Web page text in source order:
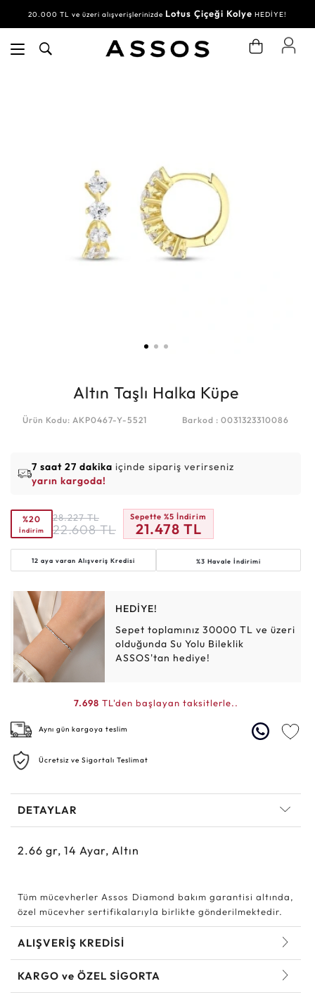
20.000 TL ve üzeri alışverişlerinizde Lotus Çiçeği Kolye HEDİYE!
Altın Taşlı Halka Küpe
Ürün Kodu: AKP0467-Y-5521 Barkod : 0031323310086
7 saat 27 dakika içinde sipariş verirseniz
yarın kargoda!
%20
İndirim
28.227 TL
22.608 TL
Sepette %5 İndirim
21.478 TL
12 aya varan Alışveriş Kredisi %3 Havale İndirimi
HEDİYE!
Sepet toplamınız 30000 TL ve üzeri
olduğunda Su Yolu Bileklik
ASSOS'tan hediye!
7.698 TL'den başlayan taksitlerle..
Aynı gün kargoya teslim
Ücretsiz ve Sigortalı Teslimat
DETAYLAR
2.66 gr, 14 Ayar, Altın
Tüm mücevherler Assos Diamond bakım garantisi altında,
özel mücevher sertifikalarıyla birlikte gönderilmektedir.
ALIŞVERİŞ KREDİSİ
KARGO ve ÖZEL SİGORTA